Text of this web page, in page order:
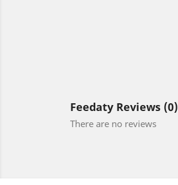
Feedaty Reviews (0)
There are no reviews